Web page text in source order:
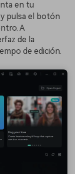
en tu
y pulsa el botón
A
de la
de edición.